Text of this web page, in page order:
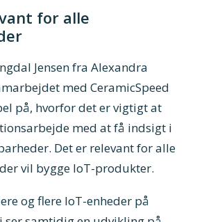
for alle
Jensen fra Alexandra
med CeramicSpeed
på, hvorfor det er vigtigt at
med at få indsigt i
Det er relevant for alle
vil bygge IoT-produkter.
og flere IoT-enheder på